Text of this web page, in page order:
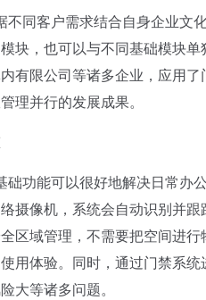
同客户需求结合自身企业文
块，也可以与不同基础模块
有限公司等诸多企业，应用
理并行的发展成果。
功能可以很好地解决日常办
摄像机，系统会自动识别并
区域管理，不需要把空间进
用体验。同时，通过门禁系
大等诸多问题。